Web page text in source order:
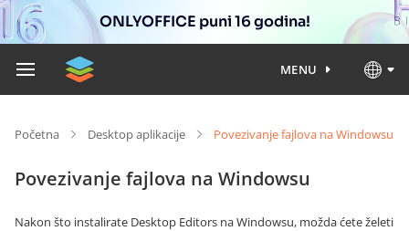
ONLYOFFICE puni 16 godina!
MENU
Početna Desktop aplikacije Povezivanje fajlova na Windowsu
Povezivanje fajlova na Windowsu
Nakon što instalirate Desktop Editors na Windowsu, možda ćete želeti